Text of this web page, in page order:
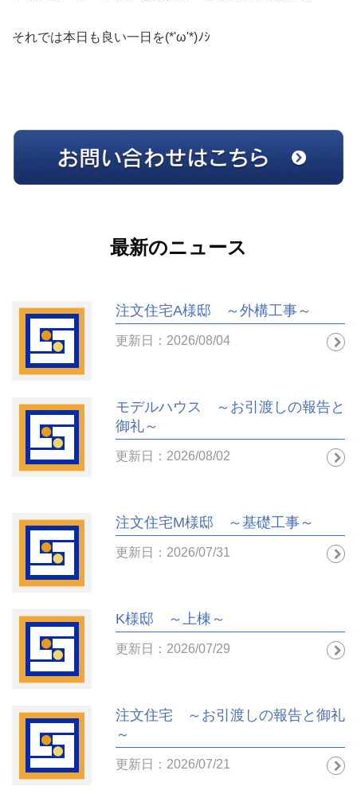
それでは本日も良い一日を(*'ω'*)ﾉｼ
最新のニュース
注文住宅A様邸 ～外構工事～
更新日：2026/08/04
モデルハウス ～お引渡しの報告と
御礼～
更新日：2026/08/02
注文住宅M様邸 ～基礎工事～
更新日：2026/07/31
K様邸 ～上棟～
更新日：2026/07/29
注文住宅 ～お引渡しの報告と御礼
～
更新日：2026/07/21